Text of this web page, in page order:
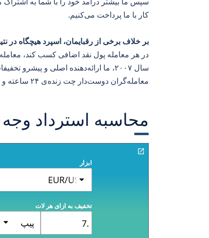
کار با ما پرداخت می‌کنیم.
بر خلاف برخی از رقبایمان، اسپرد هیچگاه در
در هر معامله پول نقد اضافی کسب کند،
معامله‌گران دوست‌دار چت زنده‌ی ۲۴ ساعته و پیشتیبانی تلفنی و ایمیلی ما هستند.
محاسبه استرداد
ابزار
EUR/USD
تخفیف به ازای هر لات
پیپ